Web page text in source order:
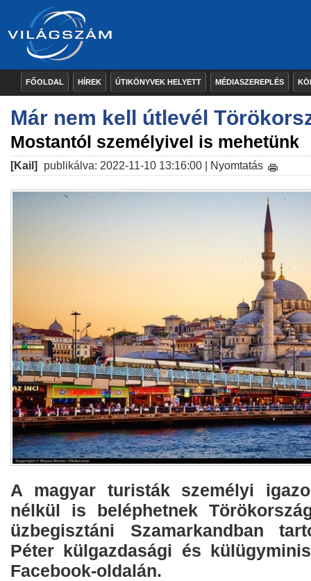
FŐOLDAL HÍREK ÚTIKÖNYVEK HELYETT MÉDIASZEREPLÉS
Már nem kell útlevél
Mostantól személyivel is mehetünk
[Kail] publikálva: 2022-11-10 13:16:00 | Nyomtatás
A magyar turisták személyi
nélkül is beléphetnek
üzbegisztáni Szamarkandban
Péter külgazdasági és
Facebook-oldalán.